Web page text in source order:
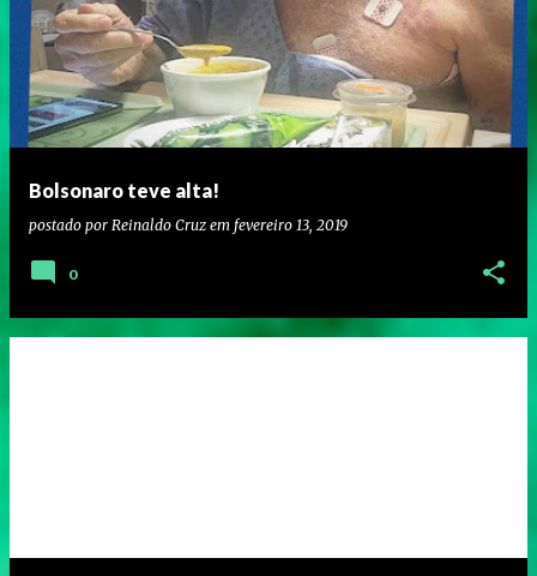
Bolsonaro teve alta!
postado por Reinaldo Cruz em fevereiro 13, 2019
0